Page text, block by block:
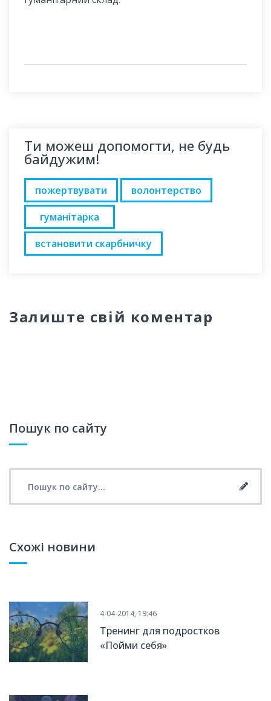
Ти можеш допомогти, не будь
байдужим!
пожертвувати
волонтерство
гуманітарка
встановити скарбничку
Залиште свій коментар
Пошук по сайту
Схожі новини
4-04-2014, 19:46
Тренинг для подростков
«Пойми себя»